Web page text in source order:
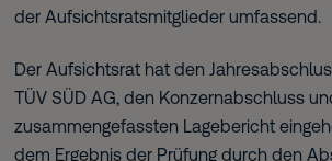
der Aufsichtsratsmitglieder umfassend.
Der Aufsichtsrat hat den
TÜV SÜD AG, den Konzernabschluss
zusammengefassten Lagebericht
dem Ergebnis der Prüfung durch den